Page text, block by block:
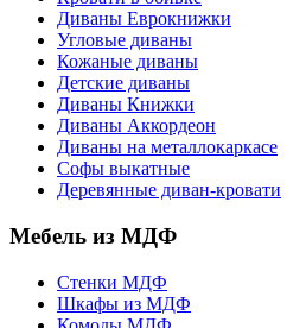
Диваны Еврокнижки
Угловые диваны
Кожаные диваны
Детские диваны
Диваны Книжки
Диваны Аккордеон
Диваны на металлокаркасе
Софы выкатные
Деревянные диван-кровати
Мебель из МДФ
Стенки МДФ
Шкафы из МДФ